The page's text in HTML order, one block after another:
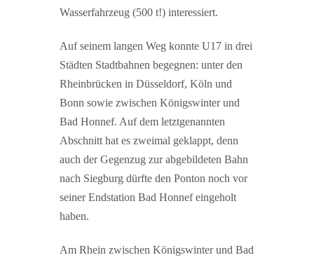
Wasserfahrzeug (500 t!) interessiert.
Auf seinem langen Weg konnte U17 in drei
Städten Stadtbahnen begegnen: unter den
Rheinbrücken in Düsseldorf, Köln und
Bonn sowie zwischen Königswinter und
Bad Honnef. Auf dem letztgenannten
Abschnitt hat es zweimal geklappt, denn
auch der Gegenzug zur abgebildeten Bahn
nach Siegburg dürfte den Ponton noch vor
seiner Endstation Bad Honnef eingeholt
haben.
Am Rhein zwischen Königswinter und Bad